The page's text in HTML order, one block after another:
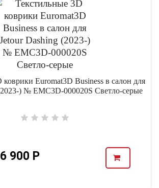
коврики Euromat3D Business в салон для
) № EMC3D-000020S Светло-серые
6 900 Р